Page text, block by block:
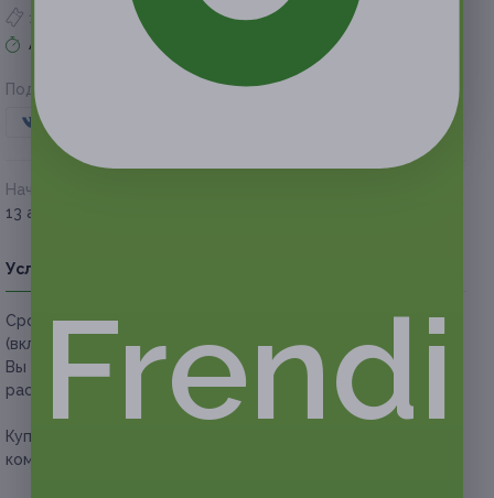
1 купон куплен
Акция завершена
Поделиться с друзьями
Начало действия
13 апреля 2021 г.
Условия
Срок действия купонов:
с 13.04.2021 до 28.06.2021
(включительно).
Вы можете предъявить купон в электронном или
распечатанном виде.
Купон действует на участие в квесте «Гарри Поттер» для
команды до 5 человек в любой день.
Frendi